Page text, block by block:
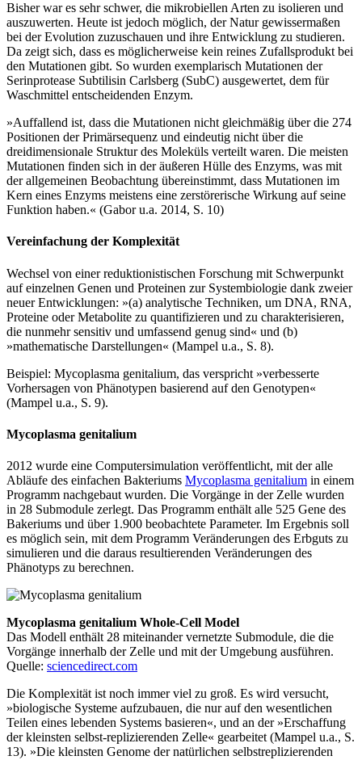
Bisher war es sehr schwer, die mikrobiellen Arten zu isolieren und
auszuwerten. Heute ist jedoch möglich, der Natur gewissermaßen
bei der Evolution zuzuschauen und ihre Entwicklung zu studieren.
Da zeigt sich, dass es möglicherweise kein reines Zufallsprodukt bei
den Mutationen gibt. So wurden exemplarisch Mutationen der
Serinprotease Subtilisin Carlsberg (SubC) ausgewertet, dem für
Waschmittel entscheidenden Enzym.
»Auffallend ist, dass die Mutationen nicht gleichmäßig über die 274
Positionen der Primärsequenz und eindeutig nicht über die
dreidimensionale Struktur des Moleküls verteilt waren. Die meisten
Mutationen finden sich in der äußeren Hülle des Enzyms, was mit
der allgemeinen Beobachtung übereinstimmt, dass Mutationen im
Kern eines Enzyms meistens eine zerstörerische Wirkung auf seine
Funktion haben.« (Gabor u.a. 2014, S. 10)
Vereinfachung der Komplexität
Wechsel von einer reduktionistischen Forschung mit Schwerpunkt
auf einzelnen Genen und Proteinen zur Systembiologie dank zweier
neuer Entwicklungen: »(a) analytische Techniken, um DNA, RNA,
Proteine oder Metabolite zu quantifizieren und zu charakterisieren,
die nunmehr sensitiv und umfassend genug sind« und (b)
»mathematische Darstellungen« (Mampel u.a., S. 8).
Beispiel: Mycoplasma genitalium, das verspricht »verbesserte
Vorhersagen von Phänotypen basierend auf den Genotypen«
(Mampel u.a., S. 9).
Mycoplasma genitalium
2012 wurde eine Computersimulation veröffentlicht, mit der alle
Abläufe des einfachen Bakteriums Mycoplasma genitalium in einem
Programm nachgebaut wurden. Die Vorgänge in der Zelle wurden
in 28 Submodule zerlegt. Das Programm enthält alle 525 Gene des
Bakeriums und über 1.900 beobachtete Parameter. Im Ergebnis soll
es möglich sein, mit dem Programm Veränderungen des Erbguts zu
simulieren und die daraus resultierenden Veränderungen des
Phänotyps zu berechnen.
Mycoplasma genitalium Whole-Cell Model
Das Modell enthält 28 miteinander vernetzte Submodule, die die
Vorgänge innerhalb der Zelle und mit der Umgebung ausführen.
Quelle: sciencedirect.com
Die Komplexität ist noch immer viel zu groß. Es wird versucht,
»biologische Systeme aufzubauen, die nur auf den wesentlichen
Teilen eines lebenden Systems basieren«, und an der »Erschaffung
der kleinsten selbst-replizierenden Zelle« gearbeitet (Mampel u.a., S.
13). »Die kleinsten Genome der natürlichen selbstreplizierenden